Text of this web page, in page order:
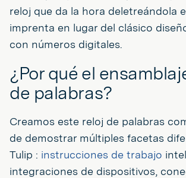
reloj que da la hora deletreándola
imprenta en lugar del clásico
con números digitales.
¿Por qué el
de palabras?
Creamos este reloj de palabras
de demostrar múltiples facetas
Tulip : instrucciones de trabajo
integraciones de dispositivos,